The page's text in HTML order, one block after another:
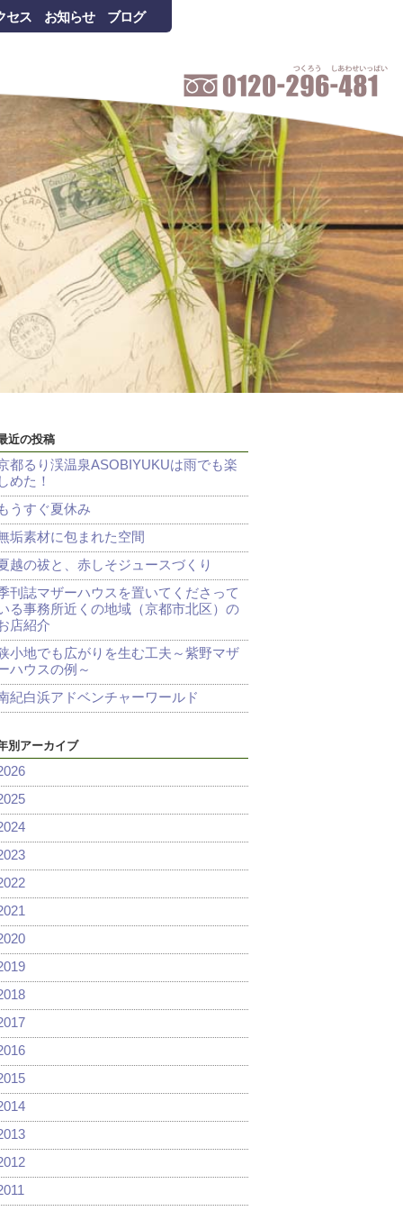
セス お知らせ ブログ
近の投稿
都るり渓温泉ASOBIYUKUは雨でも楽
めた！
うすぐ夏休み
垢素材に包まれた空間
越の祓と、赤しそジュースづくり
刊誌マザーハウスを置いてくださって
る事務所近くの地域（京都市北区）の
店紹介
小地でも広がりを生む工夫～紫野マザ
ハウスの例～
紀白浜アドベンチャーワールド
別アーカイブ